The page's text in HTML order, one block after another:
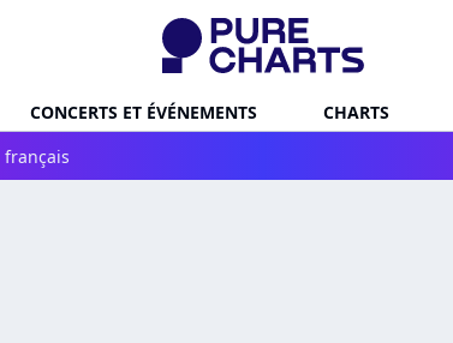
CONCERTS ET ÉVÉNEMENTS CHARTS
français